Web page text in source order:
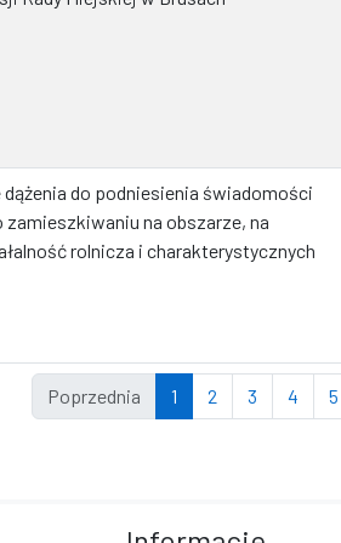
do podniesienia świadomości
na obszarze, na
rolnicza i charakterystycznych
Poprzednia 1 2 3 4 5